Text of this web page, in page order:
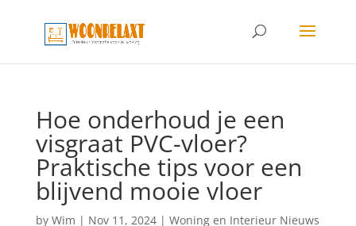
Hoe onderhoud je een
visgraat PVC-vloer?
Praktische tips voor een
blijvend mooie vloer
by Wim | Nov 11, 2024| Woning en Interieur Nieuws